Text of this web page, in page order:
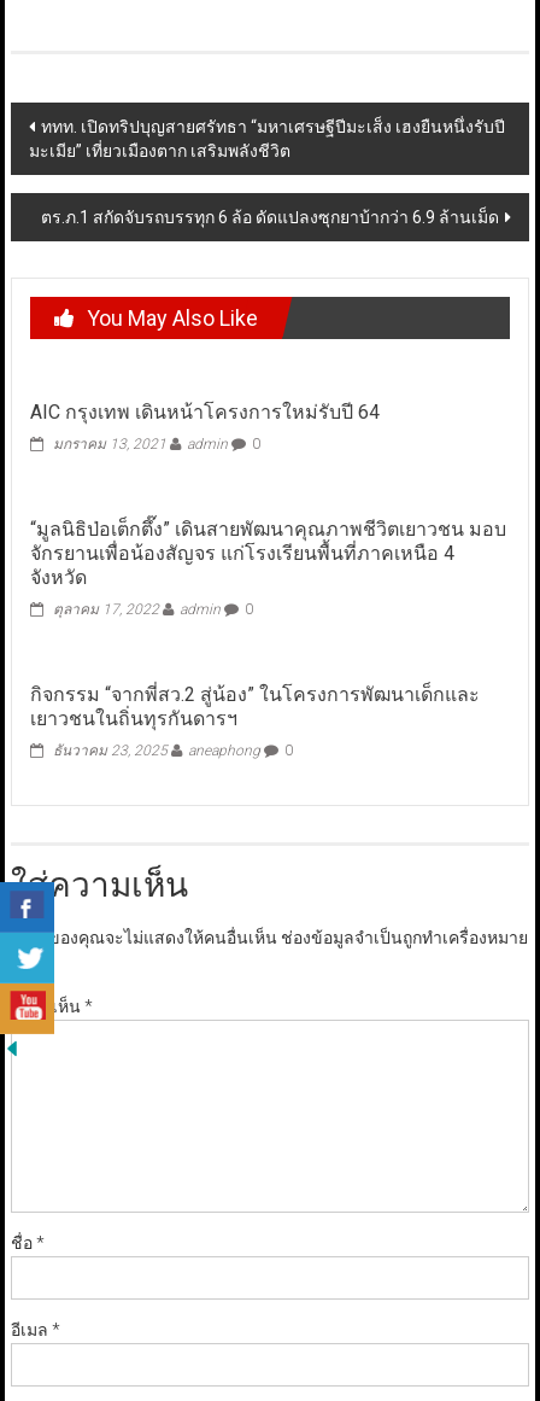
Post
navigation
ททท. เปิดทริปบุญสายศรัทธา “มหาเศรษฐีปีมะเส็ง เฮงยืนหนึ่งรับปี
มะเมีย” เที่ยวเมืองตาก เสริมพลังชีวิต
ตร.ภ.1 สกัดจับรถบรรทุก 6 ล้อ ดัดแปลงซุกยาบ้ากว่า 6.9 ล้านเม็ด
You May Also Like
AIC กรุงเทพ เดินหน้าโครงการใหม่รับปี 64
มกราคม 13, 2021 admin 0
“มูลนิธิป่อเต็กตึ๊ง” เดินสายพัฒนาคุณภาพชีวิตเยาวชน มอบ
จักรยานเพื่อน้องสัญจร แก่โรงเรียนพื้นที่ภาคเหนือ 4
จังหวัด
ตุลาคม 17, 2022 admin 0
กิจกรรม “จากพี่สว.2 สู่น้อง” ในโครงการพัฒนาเด็กและ
เยาวชนในถิ่นทุรกันดารฯ
ธันวาคม 23, 2025 aneaphong 0
ใส่ความเห็น
อีเมลของคุณจะไม่แสดงให้คนอื่นเห็น ช่องข้อมูลจำเป็นถูกทำเครื่องหมาย
*
ความเห็น*
ชื่อ*
อีเมล *